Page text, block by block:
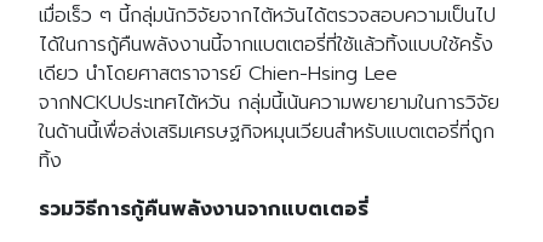
เมื่อเร็ว ๆ นี้กลุ่มนักวิจัยจากไต้หวันได้ตรวจสอบความเป็นไป
ได้ในการกู้คืนพลังงานนี้จากแบตเตอรี่ที่ใช้แล้วทิ้งแบบใช้ครั้ง
เดียว นำโดยศาสตราจารย์ Chien-Hsing Lee
จากNCKUประเทศไต้หวัน กลุ่มนี้เน้นความพยายามในการวิจัย
ในด้านนี้เพื่อส่งเสริมเศรษฐกิจหมุนเวียนสำหรับแบตเตอรี่ที่ถูก
ทิ้ง
รวมวิธีการกู้คืนพลังงานจากแบตเตอรี่